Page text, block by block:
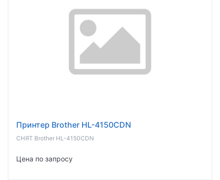
Принтер Brother HL-4150CDN
СНЯТ Brother HL-4150CDN
Цена по запросу